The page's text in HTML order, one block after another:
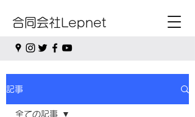
合同会社Lepnet
記事
全ての記事